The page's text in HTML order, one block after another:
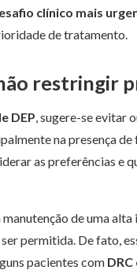
clínico mais
de tratamento.
restringir
DEP, sugere-seevitar
na presença de
as preferências e
manutenção de uma
permitida. De fato,
pacientes com